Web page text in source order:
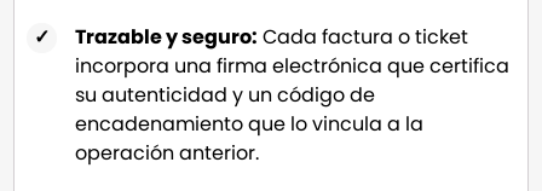
Trazable y seguro: Cada factura o ticket
incorpora una firma electrónica que certifica
su autenticidad y un código de
encadenamiento que lo vincula a la
operación anterior.